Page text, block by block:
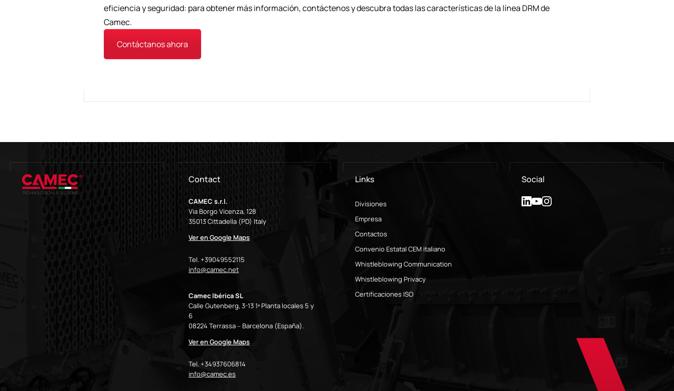
eficiencia y seguridad: para obtener más información, contáctenos y descubra todas las características de la línea DRM de
Camec.
Contáctanos ahora
Contact
CAMEC s.r.l.
Via Borgo Vicenza, 128
35013 Cittadella (PD) Italy
Ver en Google Maps
Tel. +39049552115
info@camec.net
Camec Ibérica SL
Calle Gutenberg, 3-13 1ª Planta locales 5 y
6
08224 Terrassa – Barcelona (España).
Ver en Google Maps
Tel. +34937606814
info@camec.es
Links
Divisiones
Empresa
Contactos
Convenio Estatal CEM italiano
Whistleblowing Communication
Whistleblowing Privacy
Certificaciones ISO
Social